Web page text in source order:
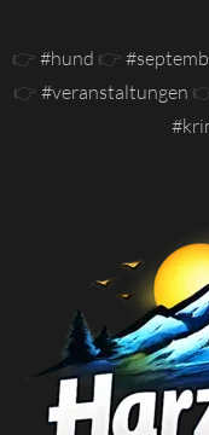
👉 #hund 👉
👉 #veranstaltungen